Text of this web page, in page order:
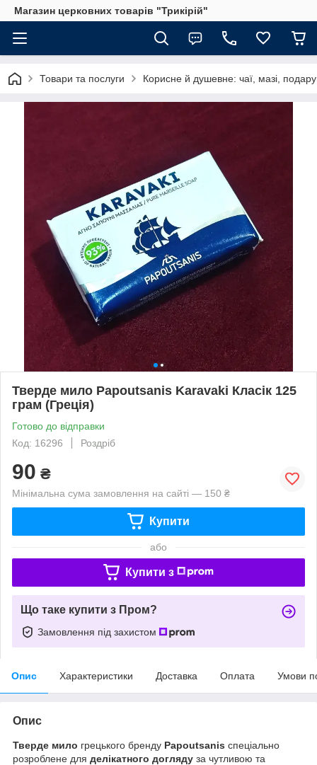
Магазин церковних товарів "Трикірій"
Товари та послуги Корисне й душевне: чаї, мазі,
Тверде мило Papoutsanis Karavaki Класік 125
грам (Греція)
Готово до відправки
Код: 16296
Роздріб
90 ₴
Мінімальна сума замовлення на сайті — 150 ₴
Купити
або
Купити з
Що таке купити з Пром?
Замовлення під захистом
Опис Характеристики Доставка Оплата Умови
Опис
Тверде мило грецького бренду Papoutsanis спеціально
розроблене для делікатного догляду за чутливою та